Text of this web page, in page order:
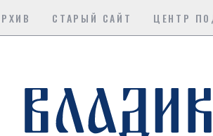
СТАРЫЙ САЙТ ЦЕНТР